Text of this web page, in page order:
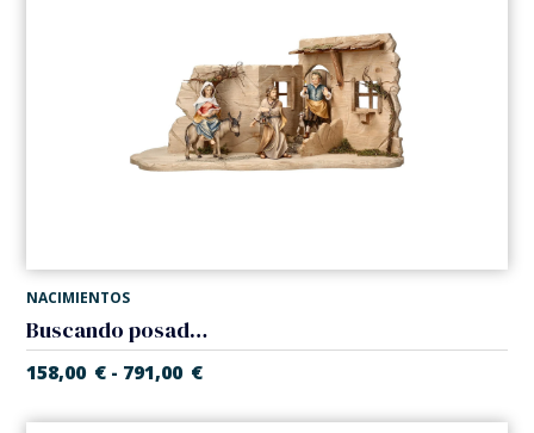
NACIMIENTOS
Buscando posada en taberna (Belen Casales)
158,00 € - 791,00 €